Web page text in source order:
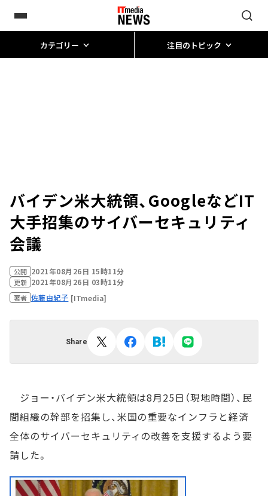
カテゴリー 注目のトピック
バイデン米大統領、GoogleなどIT
大手招集のサイバーセキュリティ
会議
公開 2021年08月26日 15時11分
更新 2021年08月26日 03時11分
著者 佐藤由紀子 [ITmedia]
Share
ジョー・バイデン米大統領は8月25日（現地時間）、民
間組織の幹部を招集し、米国の重要なインフラと経済
全体のサイバーセキュリティの改善を支援するよう要
請した。